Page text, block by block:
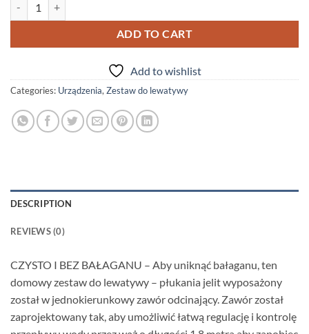
ADD TO CART
Add to wishlist
Categories: Urządzenia, Zestaw do lewatywy
DESCRIPTION
REVIEWS (0)
CZYSTO I BEZ BAŁAGANU – Aby uniknąć bałaganu, ten
domowy zestaw do lewatywy – płukania jelit wyposażony
został w jednokierunkowy zawór odcinający. Zawór został
zaprojektowany tak, aby umożliwić łatwą regulację i kontrolę